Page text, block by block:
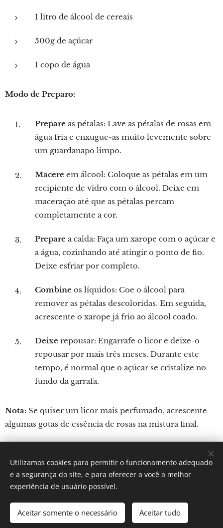
1 litro de álcool de cereais
500g de açúcar
1 copo de água
Modo de Preparo:
Prepare as pétalas: Lave as pétalas de rosas em
água fria e enxugue-as muito levemente sobre
um guardanapo limpo.
Macere em álcool: Coloque as pétalas em um
recipiente de vidro com o álcool. Deixe em
maceração até que as pétalas percam
completamente a cor.
Prepare a calda: Faça um xarope com o açúcar e
a água, cozinhando até atingir o ponto de fio.
Deixe esfriar por completo.
Combine os líquidos: Coe o álcool para
remover as pétalas descoloridas. Em seguida,
acrescente o xarope já frio ao álcool coado.
Deixe repousar: Engarrafe o licor e deixe-o
repousar por mais três meses. Durante este
tempo, é normal que o açúcar se cristalize no
fundo da garrafa.
Nota: Se quiser um licor mais perfumado, acrescente
algumas gotas de essência de rosas na mistura final.
Por: Verônica Silveira Nicoletti
Instagram: Gastronomundo.receitas
Idiomas
Português brasileiro
Utilizamos cookies para permitir o funcionamento adequado
e a segurança do site, e para oferecer a você a melhor
experiência de usuário possível.
Aceitar somente o necessário Aceitar tudo